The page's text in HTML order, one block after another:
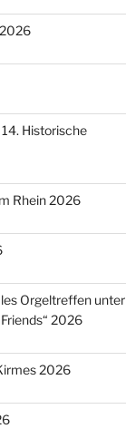
Historische
Rhein 2026
Orgeltreffen unter
2026
2026